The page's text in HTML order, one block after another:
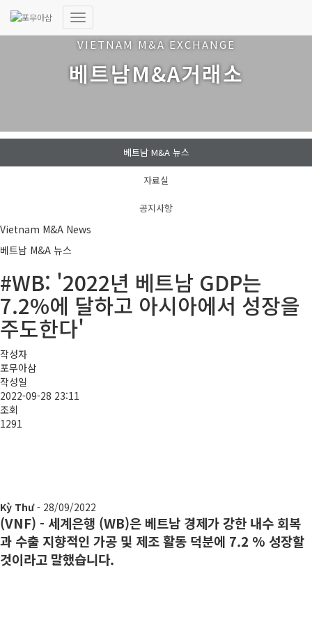
내
비
이
션
VIETNAM M&A EXCHANGE
베트남M&A거래소
베트남 M&A 뉴스
자료실
공지사항
Vietnam M&A News
베트남 M&A 뉴스
#WB: '2022년 베트남 GDP는
7.2%에 달하고 아시아에서 성장을
주도한다'
작성자
포무아삼
작성일
2022-09-28 23:11
조회
1291
Kỳ Thư- 28/09/2022
(VNF) - 세계은행 (WB)은 베트남 경제가 강한 내수 회복
과 수출 지향적인 가공 및 제조 활동 덕분에 7.2 % 성장할
것이라고 말했습니다.